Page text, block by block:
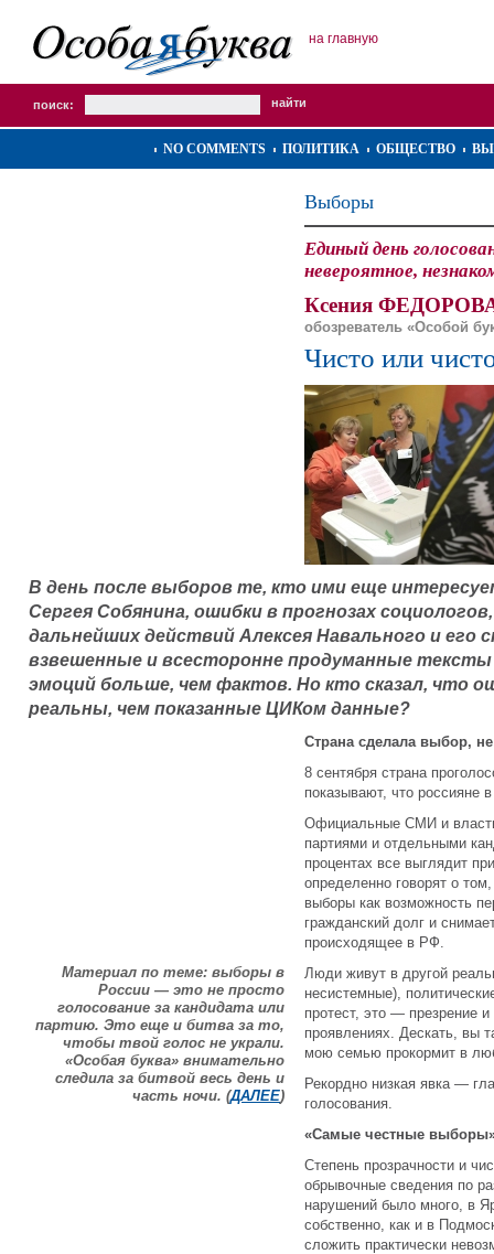
на главную
поиск:
NO COMMENTS ПОЛИТИКА ОБЩЕСТВО
Выборы
Единый день
невероятное,
Ксения
обозреватель «Особой
Чисто или
В день после выборов те, кто ими еще
Сергея Собянина, ошибки в прогнозах
дальнейших действий Алексея Навального и его
взвешенные и всесторонне продуманные
эмоций больше, чем фактов. Но кто сказал, что
реальны, чем показанные ЦИКом данные?
Страна сделала выбор,
8 сентября страна
показывают, что россияне
Официальные СМИ и власти
партиями и отдельными
процентах все выглядит
определенно говорят о
выборы как возможность
гражданский долг и
происходящее в РФ.
Материал по теме: выборы в
России — это не просто
голосование за кандидата или
партию. Это еще и битва за то,
чтобы твой голос не украли.
«Особая буква» внимательно
следила за битвой весь день и
часть ночи. (ДАЛЕЕ)
Люди живут в другой
несистемные),
протест, это — презрение
проявлениях. Дескать, вы
мою семью прокормит в
Рекордно низкая явка —
голосования.
«Самые честные
Степень прозрачности и
обрывочные сведения по
нарушений было много, в
собственно, как и в
сложить практически